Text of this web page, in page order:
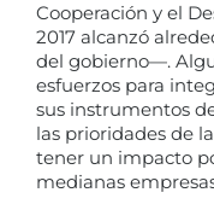
Cooperación y el
2017 alcanzó
del gobierno—.
esfuerzos para
sus instrumentos
las prioridades de
tener un impacto
medianas